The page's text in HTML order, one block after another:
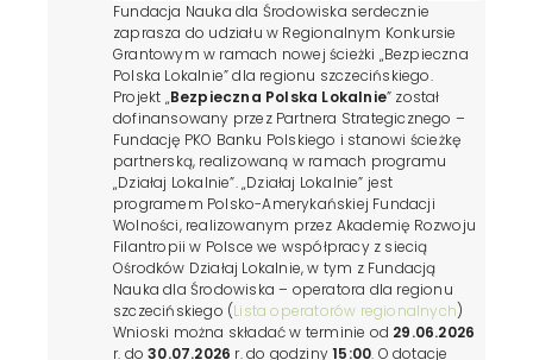
Fundacja Nauka dla Środowiska serdecznie
zaprasza do udziału w Regionalnym Konkursie
Grantowym w ramach nowej ścieżki „Bezpieczna
Polska Lokalnie” dla regionu szczecińskiego.
Projekt „Bezpieczna Polska Lokalnie” został
dofinansowany przez Partnera Strategicznego –
Fundację PKO Banku Polskiego i stanowi ścieżkę
partnerską, realizowaną w ramach programu
„Działaj Lokalnie”. „Działaj Lokalnie” jest
programem Polsko-Amerykańskiej Fundacji
Wolności, realizowanym przez Akademię Rozwoju
Filantropii w Polsce we współpracy z siecią
Ośrodków Działaj Lokalnie, w tym z Fundacją
Nauka dla Środowiska – operatora dla regionu
szczecińskiego (Lista operatorów regionalnych)
Wnioski można składać w terminie od 29.06.2026
r. do30.07.2026 r. do godziny15:00. O dotacje